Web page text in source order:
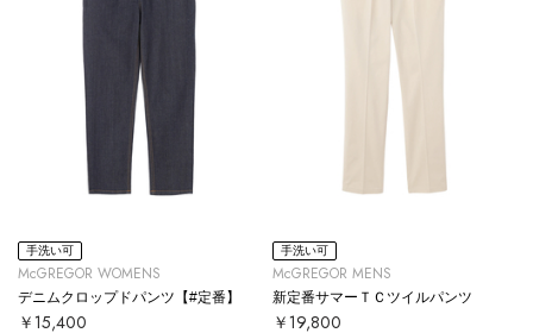
手洗い可
McGREGOR WOMENS
デニムクロップドパンツ【#定番】
￥15,400
手洗い可
McGREGOR MENS
新定番サマーＴＣツイルパンツ
￥19,800